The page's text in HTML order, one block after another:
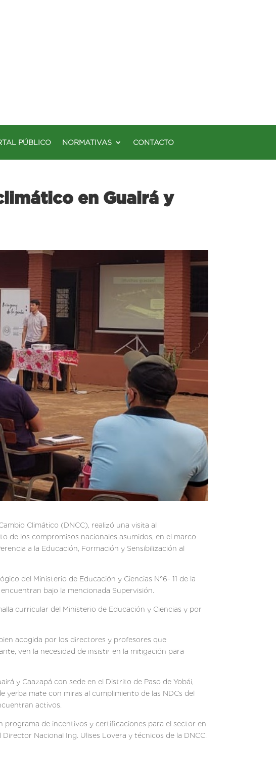
PÚBLICO NORMATIVAS CONTACTO
en Guairá y
Climático (DNCC), realizó una visita al
de los compromisos nacionales asumidos, en el marco
a la Educación, Formación y Sensibilización al
del Ministerio de Educación y Ciencias N°6- 11 de la
bajo la mencionada Supervisión.
curricular del Ministerio de Educación y Ciencias y por
acogida por los directores y profesores que
ven la necesidad de insistir en la mitigación para
y Caazapá con sede en el Distrito de Paso de Yobái,
mate con miras al cumplimiento de las NDCs del
activos.
de incentivos y certificaciones para el sector en
Nacional Ing. Ulises Lovera y técnicos de la DNCC.